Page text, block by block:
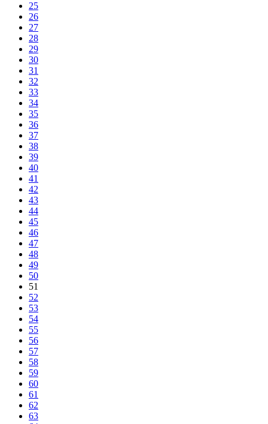
25
26
27
28
29
30
31
32
33
34
35
36
37
38
39
40
41
42
43
44
45
46
47
48
49
50
51
52
53
54
55
56
57
58
59
60
61
62
63